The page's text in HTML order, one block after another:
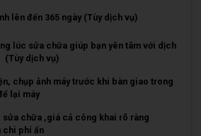
lên đến 365 ngày (Tùy dịch vụ)
lúc sửa chữa giúp bạn yên tâm với dịch
(Tùy dịch vụ)
chụp ảnh máy trước khi bàn giao trong
lại máy
sửa chữa ,giá cả công khai rõ ràng
chi phí ẩn